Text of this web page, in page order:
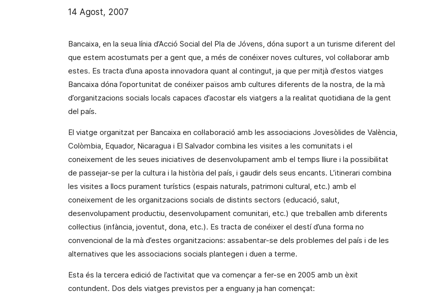
14 Agost, 2007
Bancaixa, en la seua línia d’Acció Social del Pla de Jóvens, dóna suport a un turisme diferent del
que estem acostumats per a gent que, a més de conéixer noves cultures, vol col·laborar amb
estes. Es tracta d’una aposta innovadora quant al contingut, ja que per mitjà d’estos viatges
Bancaixa dóna l’oportunitat de conéixer països amb cultures diferents de la nostra, de la mà
d’organitzacions socials locals capaces d’acostar els viatgers a la realitat quotidiana de la gent
del país.
El viatge organitzat per Bancaixa en col·laboració amb les associacions Jovesòlides de València,
Colòmbia, Equador, Nicaragua i El Salvador combina les visites a les comunitats i el
coneixement de les seues iniciatives de desenvolupament amb el temps lliure i la possibilitat
de passejar-se per la cultura i la història del país, i gaudir dels seus encants. L’itinerari combina
les visites a llocs purament turístics (espais naturals, patrimoni cultural, etc.) amb el
coneixement de les organitzacions socials de distints sectors (educació, salut,
desenvolupament productiu, desenvolupament comunitari, etc.) que treballen amb diferents
col·lectius (infància, joventut, dona, etc.). Es tracta de conéixer el destí d’una forma no
convencional de la mà d’estes organitzacions: assabentar-se dels problemes del país i de les
alternatives que les associacions socials plantegen i duen a terme.
Esta és la tercera edició de l’activitat que va començar a fer-se en 2005 amb un èxit
contundent. Dos dels viatges previstos per a enguany ja han començat: